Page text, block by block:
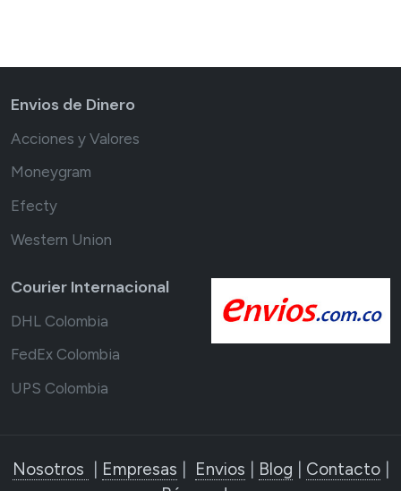
Envios de Dinero
Acciones y Valores
Moneygram
Efecty
Western Union
Courier Internacional
DHL Colombia
FedEx Colombia
UPS Colombia
Nosotros Empresas Envios Blog Contacto|